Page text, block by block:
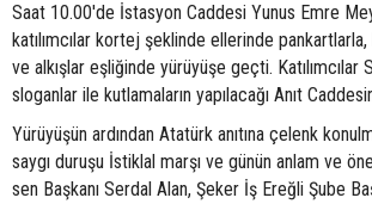
Saat 10.00'de İstasyon Caddesi Yunus Emre
katılımcılar kortej şeklinde ellerinde
ve alkışlar eşliğinde yürüyüşe geçti. Katılımcılar
sloganlar ile kutlamaların yapılacağı Anıt
Yürüyüşün ardından Atatürk anıtına çelenk
saygı duruşu İstiklal marşı ve günün anlam ve
sen Başkanı Serdal Alan, Şeker İş Ereğli Şube